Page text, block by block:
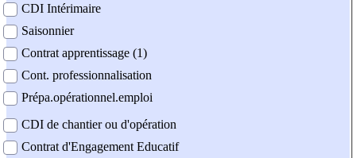
CDI Intérimaire
Saisonnier
Contrat apprentissage (1)
Cont. professionnalisation
Prépa.opérationnel.emploi
CDI de chantier ou d'opération
Contrat d'Engagement Educatif